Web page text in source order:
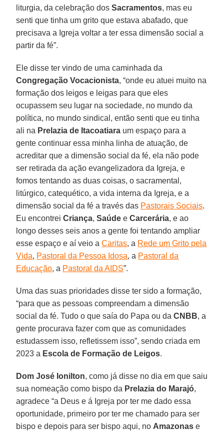
liturgia, da celebração dosSacramentos, mas eu
senti que tinha um grito que estava abafado, que
precisava a Igreja voltar a ter essa dimensão social a
partir da fé”.
Ele disse ter vindo de uma caminhada da
Congregação Vocacionista, “onde eu atuei muito na
formação dos leigos e leigas para que eles
ocupassem seu lugar na sociedade, no mundo da
política, no mundo sindical, então senti que eu tinha
ali na Prelazia de Itacoatiara um espaço para a
gente continuar essa minha linha de atuação, de
acreditar que a dimensão social da fé, ela não pode
ser retirada da ação evangelizadora da Igreja, e
fomos tentando as duas coisas, o sacramental,
litúrgico, catequético, a vida interna da Igreja, e a
dimensão social da fé a través das Pastorais Sociais.
Eu encontreiCriança, Saúdee Carcerária, e ao
longo desses seis anos a gente foi tentando ampliar
esse espaço e aí veio aCaritas, a Rede um Grito pela
Vida, Pastoral da Pessoa Idosa, a Pastoral da
Educação, a Pastoral da AIDS”.
Uma das suas prioridades disse ter sido a formação,
“para que as pessoas compreendam a dimensão
social da fé. Tudo o que saía do Papa ou daCNBB, a
gente procurava fazer com que as comunidades
estudassem isso, refletissem isso”, sendo criada em
2023 a Escola de Formação de Leigos.
Dom José Ionilton, como já disse no dia em que saiu
sua nomeação como bispo da Prelazia do Marajó,
agradece “a Deus e á Igreja por ter me dado essa
oportunidade, primeiro por ter me chamado para ser
bispo e depois para ser bispo aqui, no Amazonas e